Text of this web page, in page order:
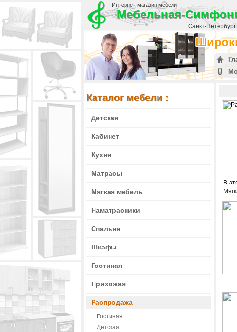
Интернет-магазин мебели
Мебельная-
Санкт-Петербург
Каталог мебели :
Детская
Кабинет
Кухня
Матрасы
Мягкая мебель
Наматрасники
Спальня
Шкафы
Гостиная
Прихожая
Распродажа
Гостиная
Детская
В